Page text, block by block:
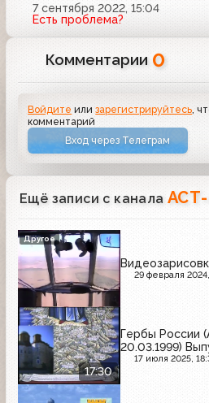
7 сентября 2022, 15:04
Есть проблема?
Комментарии 0
Войдите илизарегистрируйтесь ,
комментарий
Вход через Телеграм
Ещё записи с канала
29 февраля
Другое
17:30
Гербы России
20.03.1999)
17 июля 2025,